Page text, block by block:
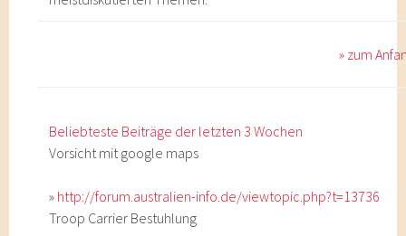
» zum
Beliebteste Beiträge der letzten 3 Wochen
Vorsicht mit google maps
» http://forum.australien-info.de/viewtopic.php?t=13736
Troop Carrier Bestuhlung